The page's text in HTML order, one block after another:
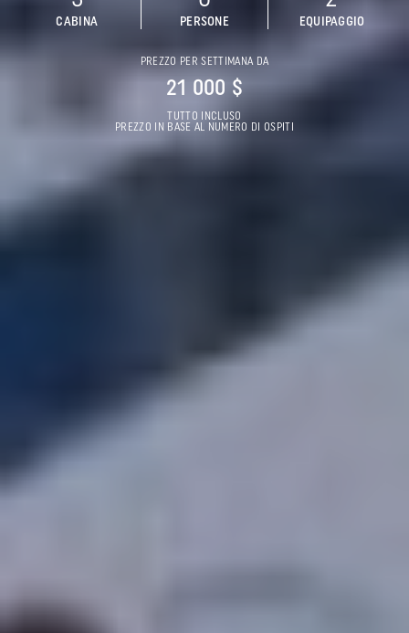
CABINA PERSONE EQUIPAGGIO
PREZZO PER SETTIMANA DA
21 000 $
TUTTO INCLUSO
PREZZO IN BASE AL NUMERO DI OSPITI